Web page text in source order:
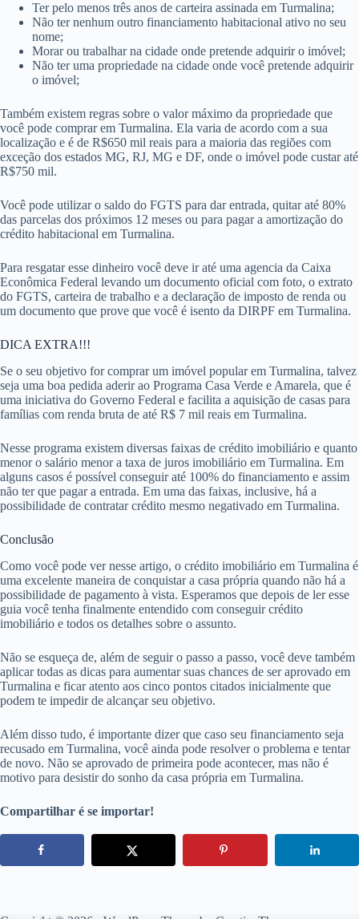
Ter pelo menos três anos de carteira assinada em Turmalina;
Não ter nenhum outro financiamento habitacional ativo no seu
nome;
Morar ou trabalhar na cidade onde pretende adquirir o imóvel;
Não ter uma propriedade na cidade onde você pretende adquirir
o imóvel;
Também existem regras sobre o valor máximo da propriedade que
você pode comprar em Turmalina. Ela varia de acordo com a sua
localização e é de R$650 mil reais para a maioria das regiões com
exceção dos estados MG, RJ, MG e DF, onde o imóvel pode custar até
R$750 mil.
Você pode utilizar o saldo do FGTS para dar entrada, quitar até 80%
das parcelas dos próximos 12 meses ou para pagar a amortização do
crédito habitacional em Turmalina.
Para resgatar esse dinheiro você deve ir até uma agencia da Caixa
Econômica Federal levando um documento oficial com foto, o extrato
do FGTS, carteira de trabalho e a declaração de imposto de renda ou
um documento que prove que você é isento da DIRPF em Turmalina.
DICA EXTRA!!!
Se o seu objetivo for comprar um imóvel popular em Turmalina, talvez
seja uma boa pedida aderir ao Programa Casa Verde e Amarela, que é
uma iniciativa do Governo Federal e facilita a aquisição de casas para
famílias com renda bruta de até R$ 7 mil reais em Turmalina.
Nesse programa existem diversas faixas de crédito imobiliário e quanto
menor o salário menor a taxa de juros imobiliário em Turmalina. Em
alguns casos é possível conseguir até 100% do financiamento e assim
não ter que pagar a entrada. Em uma das faixas, inclusive, há a
possibilidade de contratar crédito mesmo negativado em Turmalina.
Conclusão
Como você pode ver nesse artigo, o crédito imobiliário em Turmalina é
uma excelente maneira de conquistar a casa própria quando não há a
possibilidade de pagamento à vista. Esperamos que depois de ler esse
guia você tenha finalmente entendido com conseguir crédito
imobiliário e todos os detalhes sobre o assunto.
Não se esqueça de, além de seguir o passo a passo, você deve também
aplicar todas as dicas para aumentar suas chances de ser aprovado em
Turmalina e ficar atento aos cinco pontos citados inicialmente que
podem te impedir de alcançar seu objetivo.
Além disso tudo, é importante dizer que caso seu financiamento seja
recusado em Turmalina, você ainda pode resolver o problema e tentar
de novo. Não se aprovado de primeira pode acontecer, mas não é
motivo para desistir do sonho da casa própria em Turmalina.
Compartilhar é se importar!